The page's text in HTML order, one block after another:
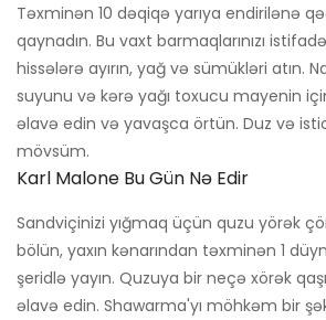
Təxminən 10 dəqiqə yarıya endirilənə
qaynadın. Bu vaxt barmaqlarınızı
hissələrə ayırın, yağ və sümükləri atın.
suyunu və kərə yağı toxucu mayenin
əlavə edin və yavaşca örtün. Duz və
mövsüm.
Karl Malone Bu Gün Nə Edir
Sandviçinizi yığmaq üçün quzu yörək
bölün, yaxın kənarından təxminən 1
şeridlə yayın. Quzuya bir neçə xörək
əlavə edin. Shawarma'yı möhkəm bir